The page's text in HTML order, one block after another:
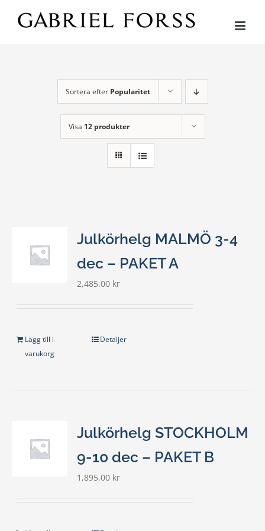
Sortera efter Popularitet
Visa 12 produkter
Julkörhelg MALMÖ 3-4
dec – PAKET A
2,485.00 kr
Lägg till i
varukorg
Detaljer
Julkörhelg STOCKHOLM
9-10 dec – PAKET B
1,895.00 kr